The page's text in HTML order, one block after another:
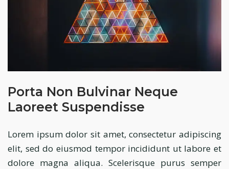
Porta Non Bulvinar Neque
Laoreet Suspendisse
Lorem ipsum dolor sit amet, consectetur adipiscing
elit, sed do eiusmod tempor incididunt ut labore et
dolore magna aliqua. Scelerisque purus semper